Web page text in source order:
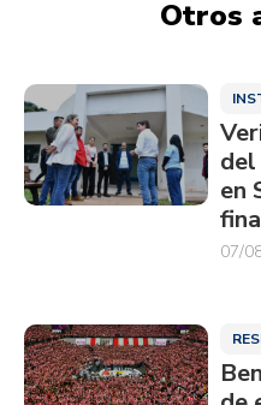
Otros
en
07/